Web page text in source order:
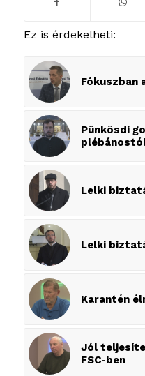
Ez is érdekelheti:
Pünkösdi
Lelki
Lelki
Karantén
Jól
FSC-ben